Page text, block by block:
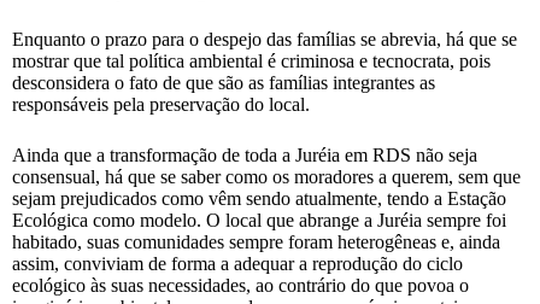
Enquanto o prazo para o despejo das famílias se abrevia, há que se
mostrar que tal política ambiental é criminosa e tecnocrata, pois
desconsidera o fato de que são as famílias integrantes as
responsáveis pela preservação do local.
Ainda que a transformação de toda a Juréia em RDS não seja
consensual, há que se saber como os moradores a querem, sem que
sejam prejudicados como vêm sendo atualmente, tendo a Estação
Ecológica como modelo. O local que abrange a Juréia sempre foi
habitado, suas comunidades sempre foram heterogêneas e, ainda
assim, conviviam de forma a adequar a reprodução do ciclo
ecológico às suas necessidades, ao contrário do que povoa o